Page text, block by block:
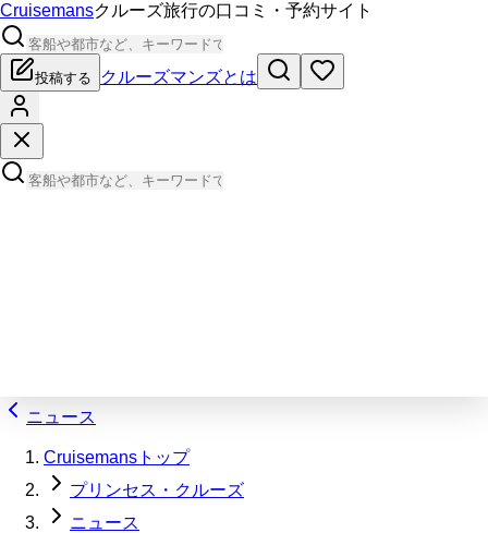
Cruisemansクルーズ旅行の口コミ・予約サイト
投稿する クルーズマンズとは
ニュース
Cruisemansトップ
プリンセス・クルーズ
ニュース